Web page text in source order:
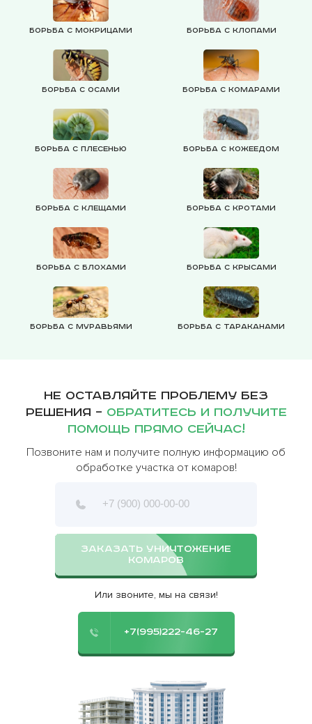
Борьба с мокрицами Борьба с клопами
Борьба с осами Борьба с комарами
Борьба с плесенью Борьба с кожеедом
Борьба с клещами Борьба с кротами
Борьба с блохами Борьба с крысами
Борьба с муравьями Борьба с тараканами
Не оставляйте проблему без
решения – обратитесь и получите
помощь прямо сейчас!
Позвоните нам и получите полную информацию об
обработке участка от комаров!
ЗАКАЗАТЬ УНИЧТОЖЕНИЕ
КОМАРОВ
Или звоните, мы на связи!
+7(995)222-46-27